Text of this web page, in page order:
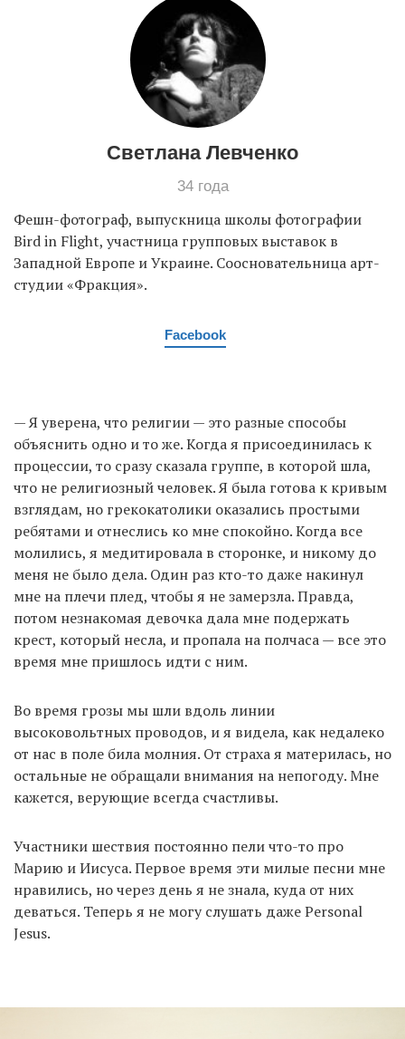
Светлана Левченко
34 года
Фешн-фотограф, выпускница школы фотографии
Bird in Flight, участница групповых выставок в
Западной Европе и Украине. Соосновательница арт-
студии «Фракция».
Facebook
— Я уверена, что религии — это разные способы
объяснить одно и то же. Когда я присоединилась к
процессии, то сразу сказала группе, в которой шла,
что не религиозный человек. Я была готова к кривым
взглядам, но грекокатолики оказались простыми
ребятами и отнеслись ко мне спокойно. Когда все
молились, я медитировала в сторонке, и никому до
меня не было дела. Один раз кто-то даже накинул
мне на плечи плед, чтобы я не замерзла. Правда,
потом незнакомая девочка дала мне подержать
крест, который несла, и пропала на полчаса — все это
время мне пришлось идти с ним.
Во время грозы мы шли вдоль линии
высоковольтных проводов, и я видела, как недалеко
от нас в поле била молния. От страха я материлась, но
остальные не обращали внимания на непогоду. Мне
кажется, верующие всегда счастливы.
Участники шествия постоянно пели что-то про
Марию и Иисуса. Первое время эти милые песни мне
нравились, но через день я не знала, куда от них
деваться. Теперь я не могу слушать даже Personal
Jesus.